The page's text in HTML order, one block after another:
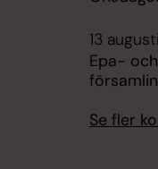
13
Epa-
Se fler